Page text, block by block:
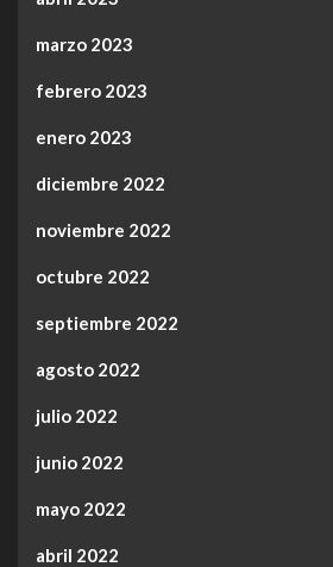
marzo 2023
febrero 2023
enero 2023
diciembre 2022
noviembre 2022
octubre 2022
septiembre 2022
agosto 2022
julio 2022
junio 2022
mayo 2022
abril 2022